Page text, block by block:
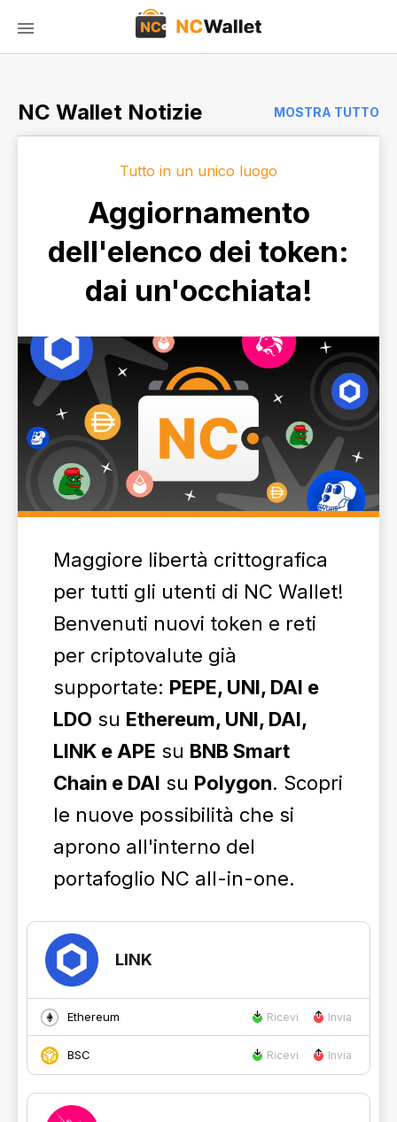
NC Wallet Notizie MOSTRA TUTTO
Tutto in un unico luogo
Aggiornamento
dell'elenco dei token:
dai un'occhiata!
Maggiore libertà crittografica
per tutti gli utenti di NC Wallet!
Benvenuti nuovi token e reti
per criptovalute già
supportate: PEPE, UNI, DAI e
LDO su Ethereum, UNI, DAI,
LINK e APE su BNB Smart
Chain e DAI su Polygon. Scopri
le nuove possibilità che si
aprono all'interno del
portafoglio NC all-in-one.
LINK
Ethereum Ricevi Invia
BSC Ricevi Invia